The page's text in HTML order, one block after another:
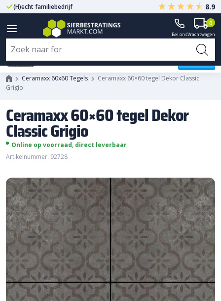
(H)echt familiebedrijf Gegarandeerd A-kwaliteit
8.9
Bel onsVrachtwagen
0
Ceramaxx 60x60 Tegels
Ceramaxx 60×60 tegel Dekor Classic
Grigio
Ceramaxx 60×60 tegel Dekor
Classic Grigio
Online op voorraad, direct leverbaar
Artikelnummer: 92728
Ceramaxx 60x60 tegel Dekor
Classic Grigio